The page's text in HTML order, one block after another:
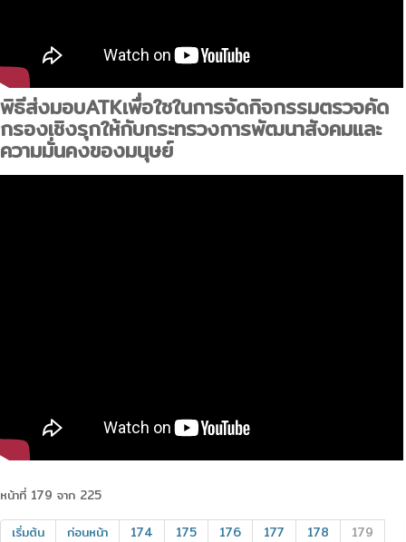
พิธีส่งมอบATKเพื่อใชในการจัดกิจกรรมตรวจคัด
กรองเชิงรุกให้กับกระทรวงการพัฒนาสังคมและ
ความมั่นคงของมนุษย์
หน้าที่ 179 จาก 225
เริ่มต้น ก่อนหน้า 174 175 176 177 178
179